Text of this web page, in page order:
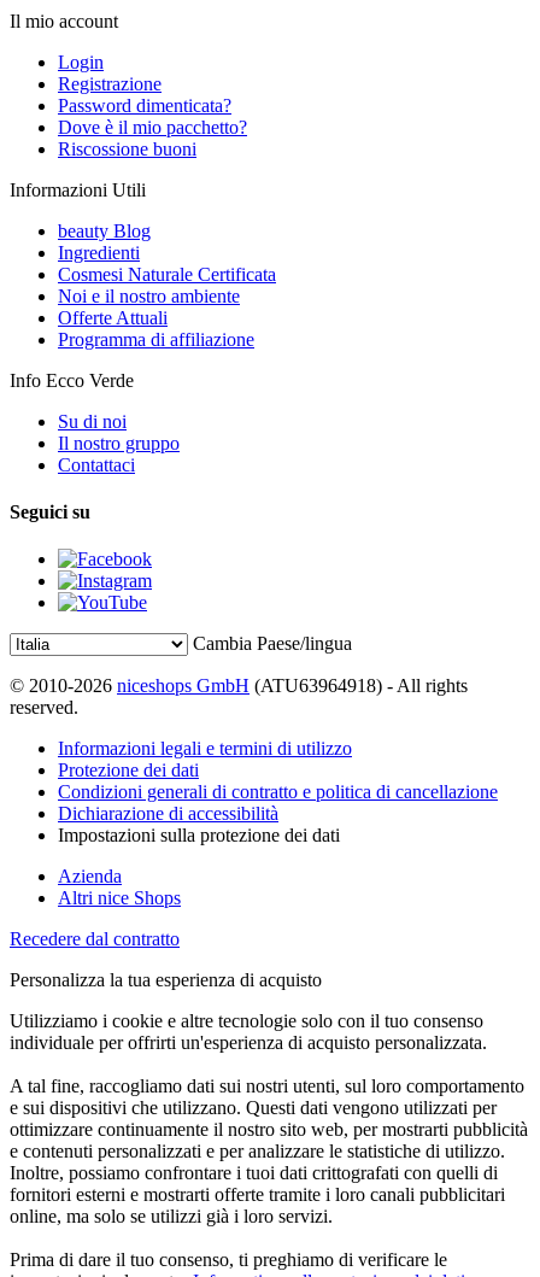
Il mio account
Login
Registrazione
Password dimenticata?
Dove è il mio pacchetto?
Riscossione buoni
Informazioni Utili
beauty Blog
Ingredienti
Cosmesi Naturale Certificata
Noi e il nostro ambiente
Offerte Attuali
Programma di affiliazione
Info Ecco Verde
Su di noi
Il nostro gruppo
Contattaci
Seguici su
Cambia Paese/lingua
© 2010-2026 niceshops GmbH (ATU63964918) - All rights
reserved.
Informazioni legali e termini di utilizzo
Protezione dei dati
Condizioni generali di contratto e politica di cancellazione
Dichiarazione di accessibilità
Impostazioni sulla protezione dei dati
Azienda
Altri nice Shops
Recedere dal contratto
Personalizza la tua esperienza di acquisto
Utilizziamo i cookie e altre tecnologie solo con il tuo consenso
individuale per offrirti un'esperienza di acquisto personalizzata.
A tal fine, raccogliamo dati sui nostri utenti, sul loro comportamento
e sui dispositivi che utilizzano. Questi dati vengono utilizzati per
ottimizzare continuamente il nostro sito web, per mostrarti pubblicità
e contenuti personalizzati e per analizzare le statistiche di utilizzo.
Inoltre, possiamo confrontare i tuoi dati crittografati con quelli di
fornitori esterni e mostrarti offerte tramite i loro canali pubblicitari
online, ma solo se utilizzi già i loro servizi.
Prima di dare il tuo consenso, ti preghiamo di verificare le